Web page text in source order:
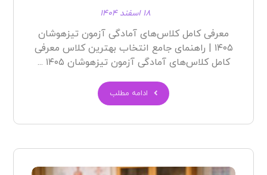
۱۸ اسفند ۱۴۰۴
معرفی کامل کلاس‌های آمادگی آزمون تیزهوشان
۱۴۰۵ | راهنمای جامع انتخاب بهترین کلاس معرفی
کامل کلاس‌های آمادگی آزمون تیزهوشان ۱۴۰۵ ...
ادامه مطلب